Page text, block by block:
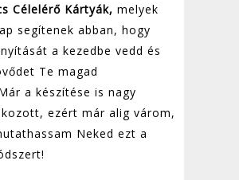
Célelérő Kártyák, melyek
segítenek abban, hogy
a kezedbe vedd és
Te magad
a készítése is nagy
ezért már alig várom,
Neked ezt a